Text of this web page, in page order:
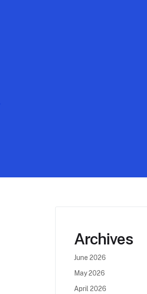
Archives
June 2026
May 2026
April 2026